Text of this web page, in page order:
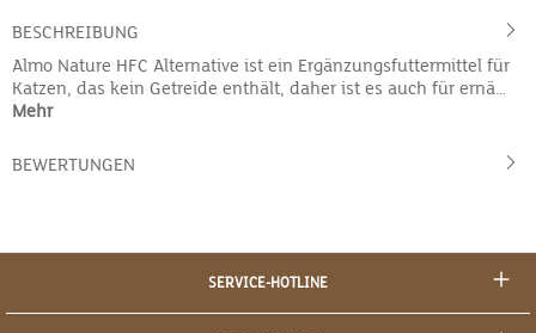
BESCHREIBUNG
Almo Nature HFC Alternative ist ein Ergänzungsfuttermittel für
Katzen, das kein Getreide enthält, daher ist es auch für ernä…
Mehr
BEWERTUNGEN
SERVICE-HOTLINE